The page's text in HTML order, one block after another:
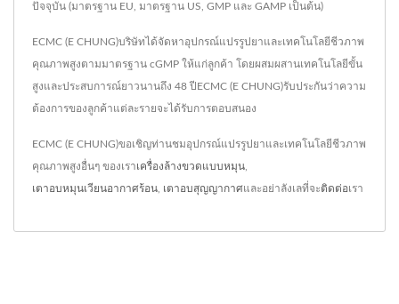
ปัจจุบัน (มาตรฐาน EU, มาตรฐาน US, GMP และ GAMP เป็นต้น)
ECMC (E CHUNG)บริษัทได้จัดหาอุปกรณ์แปรรูปยาและเทคโนโลยีชีวภาพ
คุณภาพสูงตามมาตรฐาน cGMP ให้แก่ลูกค้า โดยผสมผสานเทคโนโลยีขั้น
สูงและประสบการณ์ยาวนานถึง 48 ปีECMC (E CHUNG)รับประกันว่าความ
ต้องการของลูกค้าแต่ละรายจะได้รับการตอบสนอง
ECMC (E CHUNG)ขอเชิญท่านชมอุปกรณ์แปรรูปยาและเทคโนโลยีชีวภาพ
คุณภาพสูงอื่นๆ ของเราเครื่องล้างขวดแบบหมุน
เตาอบหมุนเวียนอากาศร้อน เตาอบสุญญากาศและอย่าลังเลที่จะติดต่อเรา